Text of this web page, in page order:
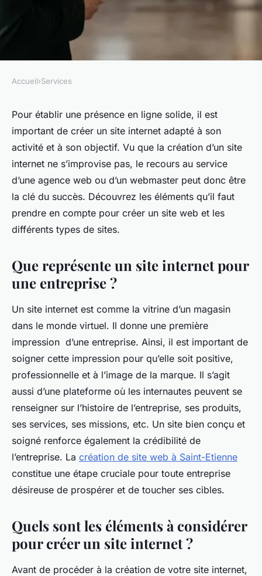
Concevoir votre présence en
ligne : l'importance de la
création de site internet !
admin •26 janvier 2024• 3 min de lecture
Accueil›Services
Pour établir une présence en ligne solide, il est
important de créer un site internet adapté à son
activité et à son objectif. Vu que la création d’un site
internet ne s’improvise pas, le recours au service
d’une agence web ou d’un webmaster peut donc être
la clé du succès. Découvrez les éléments qu’il faut
prendre en compte pour créer un site web et les
différents types de sites.
Que représente un site internet pour
une entreprise ?
Un site internet est comme la vitrine d’un magasin
dans le monde virtuel. Il donne une première
impression d’une entreprise. Ainsi, il est important de
soigner cette impression pour qu’elle soit positive,
professionnelle et à l’image de la marque. Il s’agit
aussi d’une plateforme où les internautes peuvent se
renseigner sur l’histoire de l’entreprise, ses produits,
ses services, ses missions, etc. Un site bien conçu et
soigné renforce également la crédibilité de
l’entreprise. La création de site web à Saint-Etienne
constitue une étape cruciale pour toute entreprise
désireuse de prospérer et de toucher ses cibles.
Quels sont les éléments à considérer
pour créer un site internet ?
Avant de procéder à la création de votre site internet,